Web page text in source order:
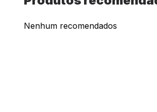
Nenhum recomendados